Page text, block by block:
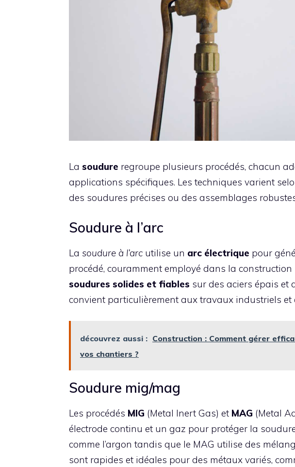
La soudure regroupe plusieurs procédés, chacun
applications spécifiques. Les techniques varient
des soudures précises ou des assemblages
Soudure à l’arc
La soudure à l’arc utilise un arc électrique pour
procédé, couramment employé dans la
soudures solides et fiables sur des aciers épais et
convient particulièrement aux travaux industriels et
découvrez aussi : Construction : Comment gérer
vos chantiers ?
Soudure mig/mag
Les procédés MIG (Metal Inert Gas) et MAG (Metal
électrode continu et un gaz pour protéger la
comme l’argon tandis que le MAG utilise des
sont rapides et idéales pour des métaux variés,